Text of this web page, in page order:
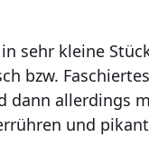
sehr kleine
bzw.
dann allerdings
und